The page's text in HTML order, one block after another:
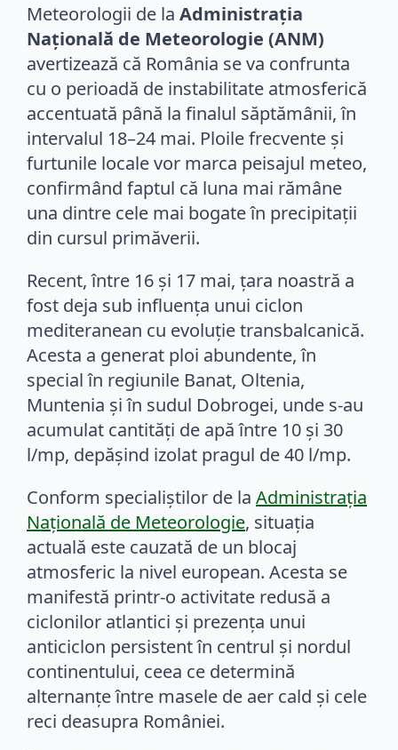
Meteorologii de la Administrația
Națională de Meteorologie (ANM)
avertizează că România se va confrunta
cu o perioadă de instabilitate atmosferică
accentuată până la finalul săptămânii, în
intervalul 18–24 mai. Ploile frecvente și
furtunile locale vor marca peisajul meteo,
confirmând faptul că luna mai rămâne
una dintre cele mai bogate în precipitații
din cursul primăverii.
Recent, între 16 și 17 mai, țara noastră a
fost deja sub influența unui ciclon
mediteranean cu evoluție transbalcanică.
Acesta a generat ploi abundente, în
special în regiunile Banat, Oltenia,
Muntenia și în sudul Dobrogei, unde s-au
acumulat cantități de apă între 10 și 30
l/mp, depășind izolat pragul de 40 l/mp.
Conform specialiștilor de la Administrația
Națională de Meteorologie, situația
actuală este cauzată de un blocaj
atmosferic la nivel european. Acesta se
manifestă printr-o activitate redusă a
ciclonilor atlantici și prezența unui
anticiclon persistent în centrul și nordul
continentului, ceea ce determină
alternanțe între masele de aer cald și cele
reci deasupra României.